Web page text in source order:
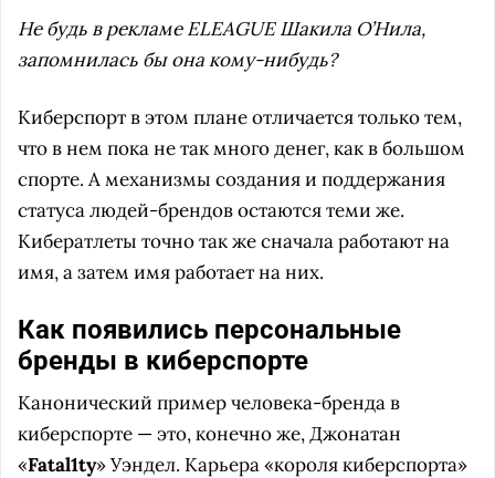
Не будь в рекламе ELEAGUE Шакила О’Нила,
запомнилась бы она кому-нибудь?
Киберспорт в этом плане отличается только тем,
что в нем пока не так много денег, как в большом
спорте. А механизмы создания и поддержания
статуса людей-брендов остаются теми же.
Кибератлеты точно так же сначала работают на
имя, а затем имя работает на них.
Как появились персональные
бренды в киберспорте
Канонический пример человека-бренда в
киберспорте — это, конечно же, Джонатан
«Fatal1ty» Уэндел. Карьера «короля киберспорта»